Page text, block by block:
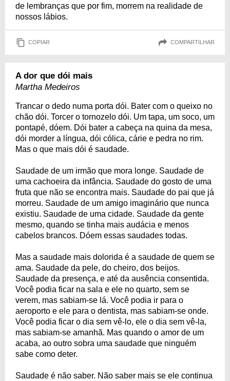
de lembranças que por fim, morrem na realidade de
nossos lábios.
COPIAR COMPARTILHAR
A dor que dói mais
Martha Medeiros
Trancar o dedo numa porta dói. Bater com o queixo no
chão dói. Torcer o tornozelo dói. Um tapa, um soco, um
pontapé, dóem. Dói bater a cabeça na quina da mesa,
dói morder a língua, dói cólica, cárie e pedra no rim.
Mas o que mais dói é saudade.
Saudade de um irmão que mora longe. Saudade de
uma cachoeira da infância. Saudade do gosto de uma
fruta que não se encontra mais. Saudade do pai que já
morreu. Saudade de um amigo imaginário que nunca
existiu. Saudade de uma cidade. Saudade da gente
mesmo, quando se tinha mais audácia e menos
cabelos brancos. Dóem essas saudades todas.
Mas a saudade mais dolorida é a saudade de quem se
ama. Saudade da pele, do cheiro, dos beijos.
Saudade da presença, e até da ausência consentida.
Você podia ficar na sala e ele no quarto, sem se
verem, mas sabiam-se lá. Você podia ir para o
aeroporto e ele para o dentista, mas sabiam-se onde.
Você podia ficar o dia sem vê-lo, ele o dia sem vê-la,
mas sabiam-se amanhã. Mas quando o amor de um
acaba, ao outro sobra uma saudade que ninguém
sabe como deter.
Saudade é não saber. Não saber mais se ele continua